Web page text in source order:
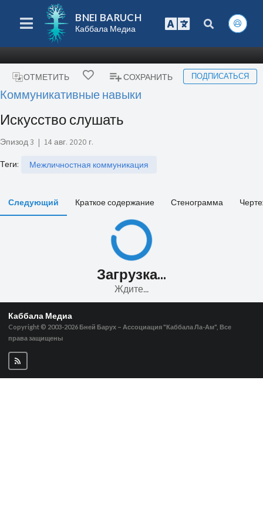
BNEI BARUCH
Каббала Медиа
ОТМЕТИТЬ СОХРАНИТЬ ПОДПИСАТЬСЯ
Коммуникативные навыки
Искусство слушать
Эпизод 3 | 14 авг. 2020 г.
Теги: Межличностная коммуникация
Следующий Краткое содержание Стенограмма
Загрузка...
Ждите...
Каббала Медиа
Copyright © 2003-2026 Бней Барух – Ассоциация "Каббала Ла-Ам", Все
права защищены